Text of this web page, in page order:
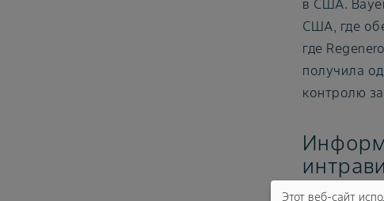
в США.
США, где
где
получила
контролю
Этот веб-сайт